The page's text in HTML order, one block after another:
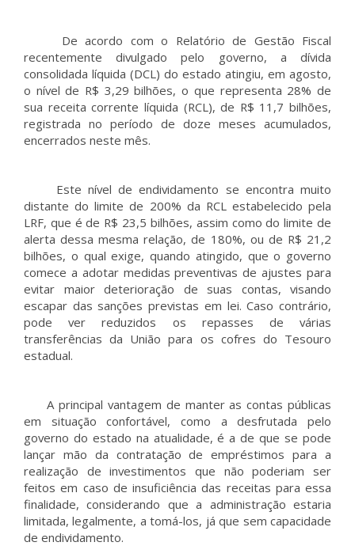
De acordo com o Relatório de Gestão Fiscal
recentemente divulgado pelo governo, a dívida
consolidada líquida (DCL) do estado atingiu, em agosto,
o nível de R$ 3,29 bilhões, o que representa 28% de
sua receita corrente líquida (RCL), de R$ 11,7 bilhões,
registrada no período de doze meses acumulados,
encerrados neste mês.
Este nível de endividamento se encontra muito
distante do limite de 200% da RCL estabelecido pela
LRF, que é de R$ 23,5 bilhões, assim como do limite de
alerta dessa mesma relação, de 180%, ou de R$ 21,2
bilhões, o qual exige, quando atingido, que o governo
comece a adotar medidas preventivas de ajustes para
evitar maior deterioração de suas contas, visando
escapar das sanções previstas em lei. Caso contrário,
pode ver reduzidos os repasses de várias
transferências da União para os cofres do Tesouro
estadual.
A principal vantagem de manter as contas públicas
em situação confortável, como a desfrutada pelo
governo do estado na atualidade, é a de que se pode
lançar mão da contratação de empréstimos para a
realização de investimentos que não poderiam ser
feitos em caso de insuficiência das receitas para essa
finalidade, considerando que a administração estaria
limitada, legalmente, a tomá-los, já que sem capacidade
de endividamento.